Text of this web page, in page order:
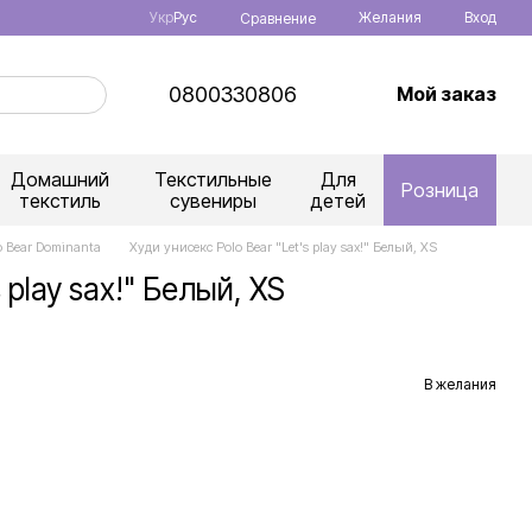
УкрРус Сравнение Желания Вход
0800330806 Мой заказ
Домашний
текстиль
Текстильные
сувениры
Для
детей
Розница
Bear Dominanta Худи унисекс Polo Bear "Let's play sax!" Белый, XS
sax!" Белый, XS
В желания